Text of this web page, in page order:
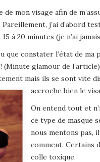
de mon visage afin de
j’ai d’abord
à 20 minutes (je n’ai
que constater l’état de ma
glamour de
mais ils se sont vite
accroche bien le
On entend tout et
ce type de masque
nous mentons pas,
comment. Certains
colle toxique.